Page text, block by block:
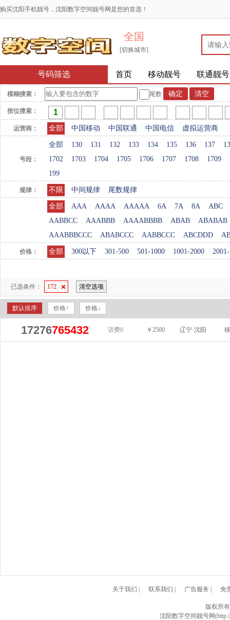
购买沈阳手机靓号，沈阳数字空间靓号网是您的首选！
全国
[切换城市]
号码筛选 首页 移动靓号 联通靓号
模糊搜索： 尾数
按位搜索：
运营商： 全部 中国移动 中国联通 中国电信 虚拟运营商
号段：
全部 130 131 132 133 134 135 136 137
1702
1703 1704 1705 1706 1707 1708 1709
199
规律： 不限 中间规律 尾数规律
全部 AAA AAAA AAAAA 6A 7A 8A
ABC
AABBCC
AAABBB AAAABBBB ABAB
ABABAB
AAABBBCCC
ABABCCC AABBCCC ABCDDD
价格： 全部 300以下 301-500 501-1000 1001-2000
已选条件： 172 清空选项
默认排序 价格↑ 价格↓
17276765432 话费0 ￥2500 辽宁·沈阳
关于我们 联系我们 广告服务 免
版权所
沈阳数字空间靓号网